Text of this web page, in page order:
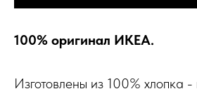
100% оригинал ИКЕА.
Изготовлены из 100% хлопка -